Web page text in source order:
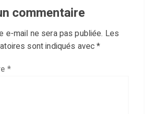
commentaire
e-mail ne sera pas publiée. Les
sont indiqués avec*
*